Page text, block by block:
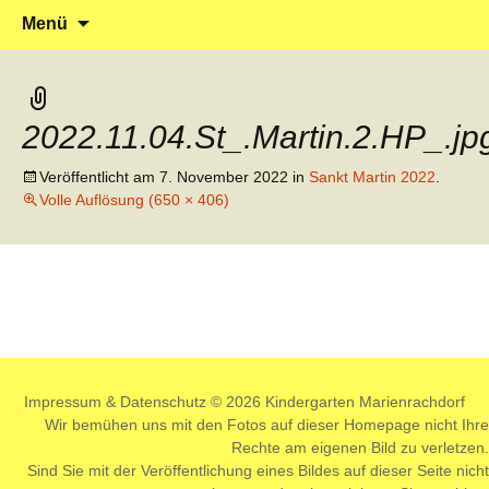
Kindergarten Marienrachdorf
Klein reingehen – Groß rauskommen
Menü
Veröffentlicht am 7. November 2022 in Sankt Martin 2022
Volle Auflösung (650 × 406)
Impressum & Datenschutz © 2026 Kindergarten Marienrachdorf
Wir bemühen uns mit den Fotos auf dieser Homepage nicht Ihre
Rechte am eigenen Bild zu verletzen.
Sind Sie mit der Veröffentlichung eines Bildes auf dieser Seite nicht